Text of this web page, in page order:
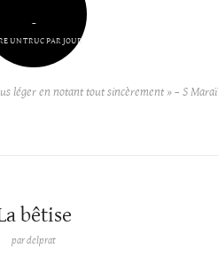
–
UN TRUC PAR JOUR
léger en notant tout sincèrement » – S Maraï
bêtise
pardelprat